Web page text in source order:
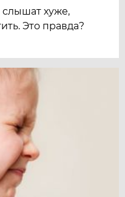
хуже,
Это правда?